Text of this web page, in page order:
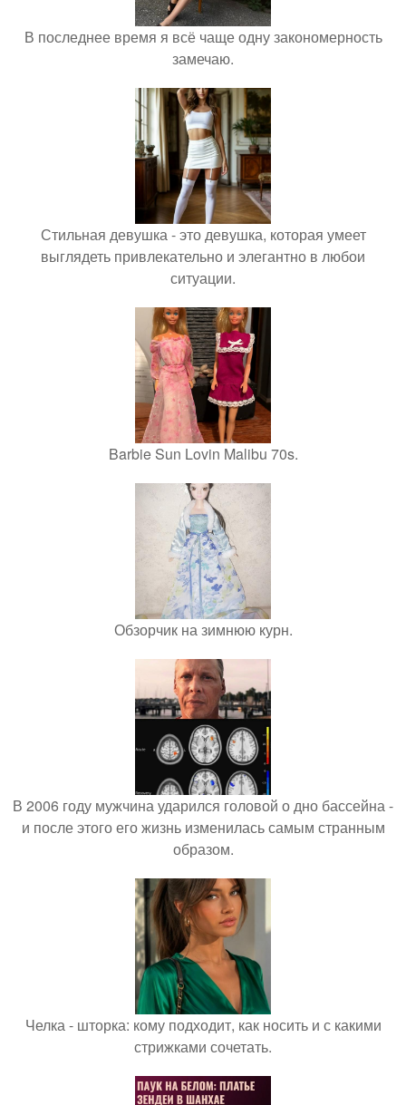
В последнее время я всё чаще одну закономерность
замечаю.
Стильная девушка - это девушка, которая умеет
выглядеть привлекательно и элегантно в любои
ситуации.
Barbie Sun Lovin Malibu 70s.
Обзорчик на зимнюю курн.
В 2006 году мужчина ударился головой о дно бассейна -
и после этого его жизнь изменилась самым странным
образом.
Челка - шторка: кому подходит, как носить и с какими
стрижками сочетать.